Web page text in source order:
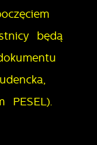
będą